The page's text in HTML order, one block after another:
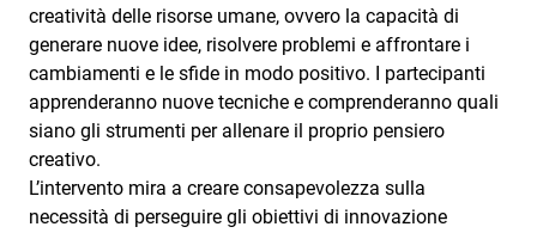
creatività delle risorse umane, ovvero la capacità di
generare nuove idee, risolvere problemi e affrontare i
cambiamenti e le sfide in modo positivo. I partecipanti
apprenderanno nuove tecniche e comprenderanno quali
siano gli strumenti per allenare il proprio pensiero
creativo.
L’intervento mira a creare consapevolezza sulla
necessità di perseguire gli obiettivi di innovazione